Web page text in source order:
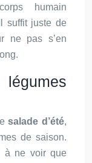
humain
suffit juste de
ne pas s’en
salade d’été,
de saison.
à ne voir que